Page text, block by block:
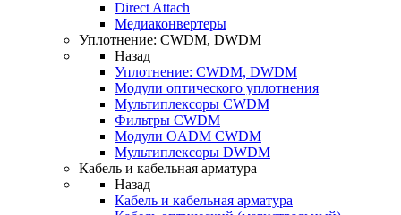
Direct Attach
Медиаконвертеры
Уплотнение: CWDM, DWDM
Назад
Уплотнение: CWDM, DWDM
Модули оптического уплотнения
Мультиплексоры CWDM
Фильтры CWDM
Модули OADM CWDM
Мультиплексоры DWDM
Кабель и кабельная арматура
Назад
Кабель и кабельная арматура